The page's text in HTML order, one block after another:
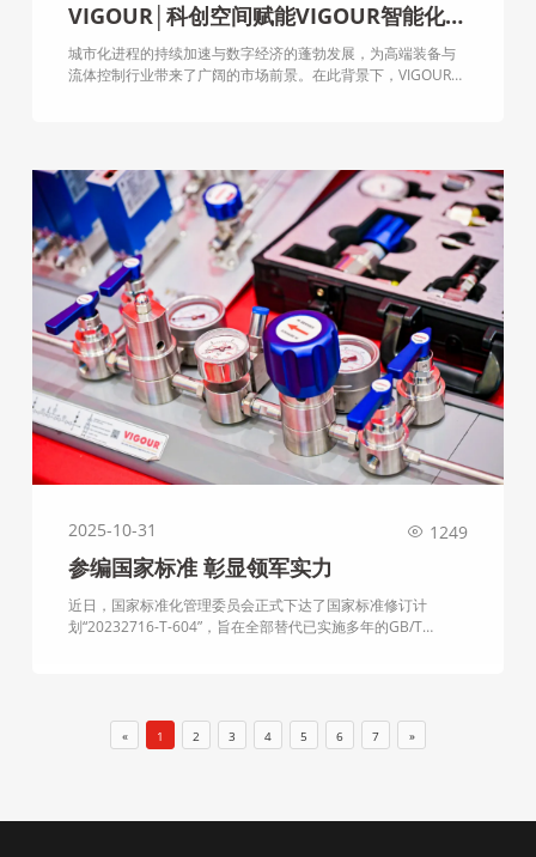
VIGOUR│科创空间赋能VIGOUR智能化升
级 夯实半导体流体控制创新基石
城市化进程的持续加速与数字经济的蓬勃发展，为高端装备与
流体控制行业带来了广阔的市场前景。在此背景下，VIGOUR皓
2025-10-31 1249
参编国家标准 彰显领军实力
近日，国家标准化管理委员会正式下达了国家标准修订计
划“20232716-T-604”，旨在全部替代已实施多年的GB/T
行业贡献的权威认可，标志着VIGOUR皓固已从行业标准的遵循
者，跃升为国家技术规则与质量标杆的制定者。
« 1 2 3 4 5 6 7 »